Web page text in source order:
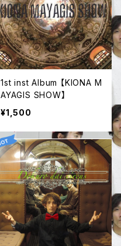
1st inst Album 【KIONA M
AYAGIS SHOW】
¥1,500